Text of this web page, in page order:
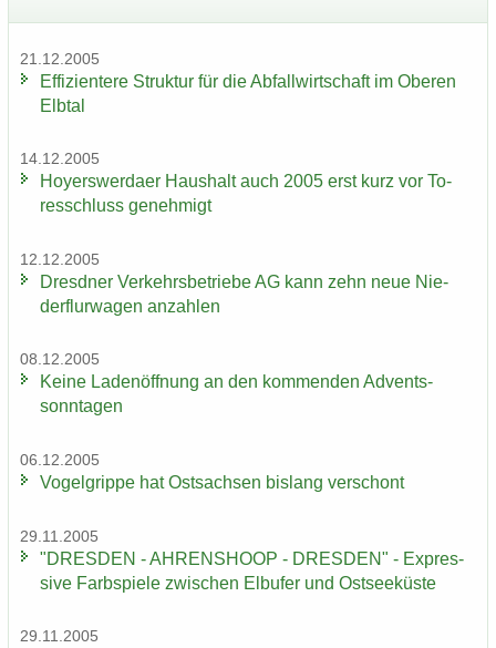
21.12.2005
Ef­fi­zi­en­te­re Struk­tur für die Ab­fall­wirt­schaft im Obe­ren
Elb­tal
14.12.2005
Ho­yers­wer­da­er Haus­halt auch 2005 erst kurz vor To­
res­schluss ge­neh­migt
12.12.2005
Dresd­ner Ver­kehrs­be­trie­be AG kann zehn neue Nie­
der­flur­wa­gen an­zah­len
08.12.2005
Keine La­den­öff­nung an den kom­men­den Ad­vents­
sonn­ta­gen
06.12.2005
Vo­gel­grip­pe hat Ost­sach­sen bis­lang ver­schont
29.11.2005
"DRES­DEN - AH­REN­SHO­OP - DRES­DEN" - Ex­pres­
si­ve Farb­spie­le zwi­schen Elb­ufer und Ost­see­küs­te
29.11.2005